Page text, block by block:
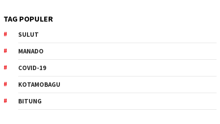
TAG POPULER
SULUT
MANADO
COVID-19
KOTAMOBAGU
BITUNG